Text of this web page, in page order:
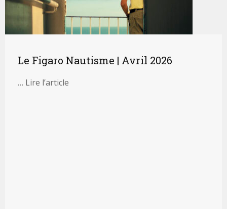
Le Figaro Nautisme | Avril 2026
… Lire l’article